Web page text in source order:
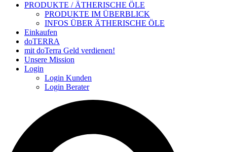
PRODUKTE / ÄTHERISCHE ÖLE
PRODUKTE IM ÜBERBLICK
INFOS ÜBER ÄTHERISCHE ÖLE
Einkaufen
doTERRA
mit doTerra Geld verdienen!
Unsere Mission
Login
Login Kunden
Login Berater